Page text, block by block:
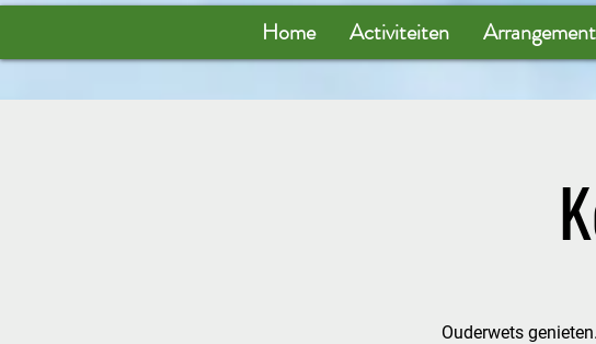
Home Activiteiten
Ouderwets